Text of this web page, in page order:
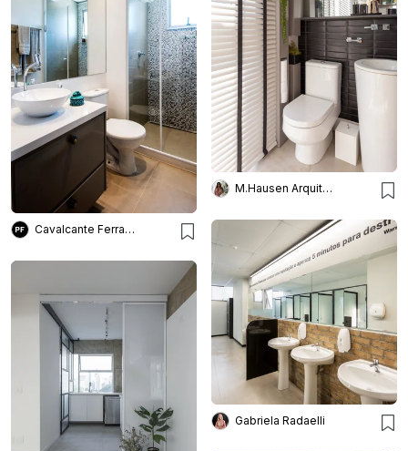
M.Hausen Arquitetura
Cavalcante Ferraz Arquitetura + Design
Gabriela Radaelli